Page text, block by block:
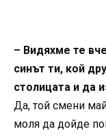
– Видяхме те
синът ти, кой
столицата и да
Да, той смени
моля да дойде